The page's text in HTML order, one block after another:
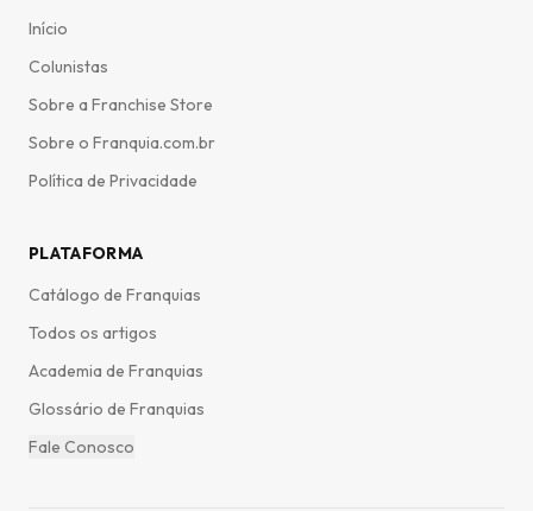
Início
Colunistas
Sobre a Franchise Store
Sobre o Franquia.com.br
Política de Privacidade
PLATAFORMA
Catálogo de Franquias
Todos os artigos
Academia de Franquias
Glossário de Franquias
Fale Conosco